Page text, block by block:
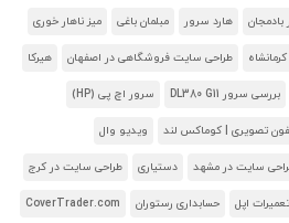
بادمجان هارد سرور مبلمان باغی میز ناهار خوری
طراحی سایت فروشگاهی در اصفهان هیرکا
بررسی سرور DL380 G11 سرور اچ پی (HP)
تصویری | کوماکس لند ویدیو وال
سایت در مشهد دستیاری طراحی سایت در کرج
تعمیرات اپل حسابداری رستوران CoverTrader.com